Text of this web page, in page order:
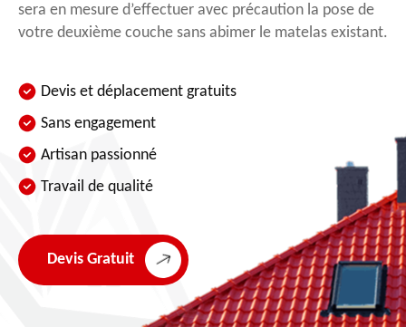
sera en mesure d’effectuer avec précaution la pose de
votre deuxième couche sans abimer le matelas existant.
Devis et déplacement gratuits
Sans engagement
Artisan passionné
Travail de qualité
Devis Gratuit